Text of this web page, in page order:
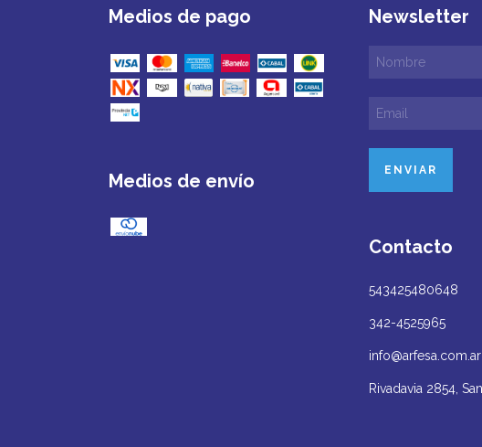
Medios de pago
Medios de envío
Newsletter
Contacto
543425480648
342-4525965
info@arfesa.com.ar
Rivadavia 2854,